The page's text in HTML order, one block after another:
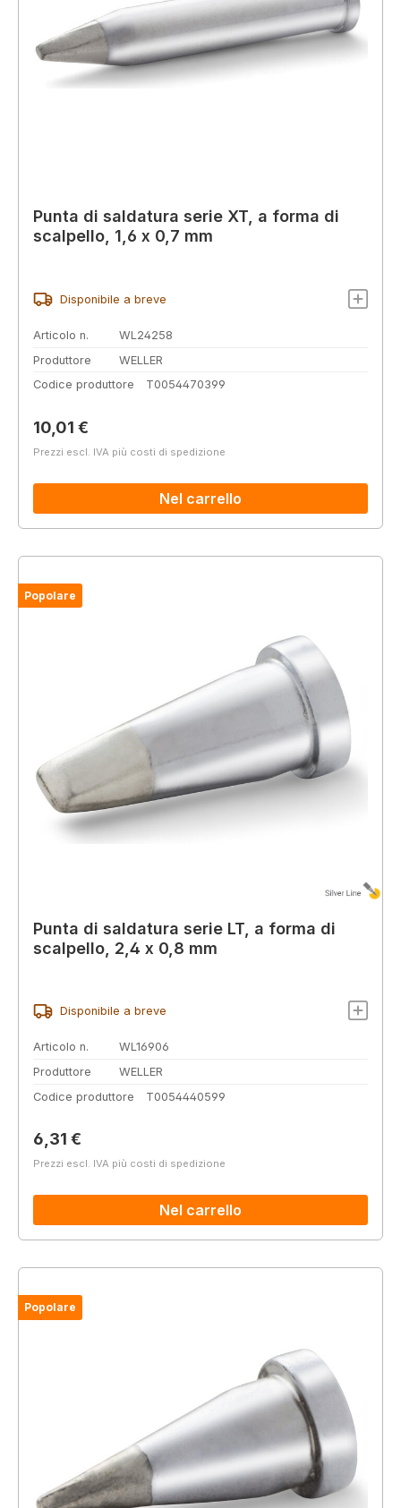
Punta di saldatura serie XT, a forma di
scalpello, 1,6 x 0,7 mm
Disponibile a breve
Articolo n.
WL24258
Produttore
WELLER
Codice produttore
T0054470399
Prezzo normale:
10,01 €
Prezzi escl. IVA più costi di spedizione
Nel carrello
Popolare
Punta di saldatura serie LT, a forma di
scalpello, 2,4 x 0,8 mm
Disponibile a breve
Articolo n.
WL16906
Produttore
WELLER
Codice produttore
T0054440599
Prezzo normale:
6,31 €
Prezzi escl. IVA più costi di spedizione
Nel carrello
Popolare